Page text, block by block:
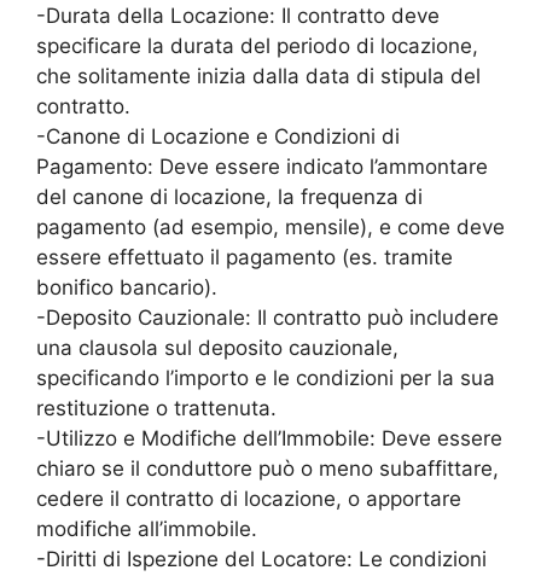
-Durata della Locazione: Il contratto deve
specificare la durata del periodo di locazione,
che solitamente inizia dalla data di stipula del
contratto.
-Canone di Locazione e Condizioni di
Pagamento: Deve essere indicato l’ammontare
del canone di locazione, la frequenza di
pagamento (ad esempio, mensile), e come deve
essere effettuato il pagamento (es. tramite
bonifico bancario).
-Deposito Cauzionale: Il contratto può includere
una clausola sul deposito cauzionale,
specificando l’importo e le condizioni per la sua
restituzione o trattenuta.
-Utilizzo e Modifiche dell’Immobile: Deve essere
chiaro se il conduttore può o meno subaffittare,
cedere il contratto di locazione, o apportare
modifiche all’immobile.
-Diritti di Ispezione del Locatore: Le condizioni